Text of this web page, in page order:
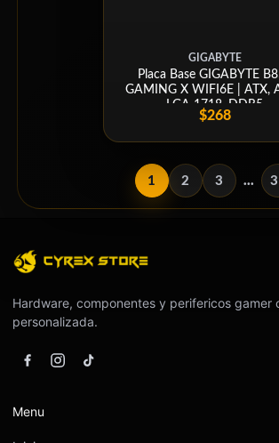
GIGABYTE
Placa Base GIGABYTE
GAMING X WIFI6E | ATX,
LGA 1718, DDR5
$268
1 2 3 ...
Hardware, componentes y perifericos gamer
personalizada.
Menu